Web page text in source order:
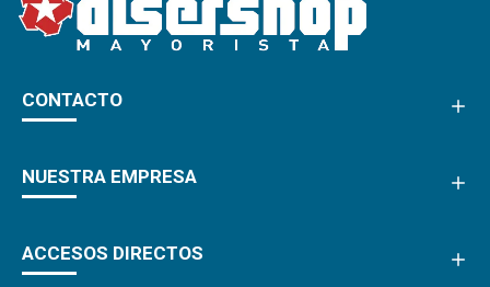
CONTACTO
NUESTRA EMPRESA
ACCESOS DIRECTOS